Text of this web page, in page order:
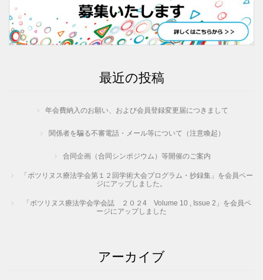
最近の投稿
年会費納入のお願い、および会員登録変更届につきまして
関係者を騙る不審電話・メール等について（注意喚起）
合同企画（合同シンポジウム）等開催のご案内
「ボツリヌス療法学会第１２回学術大会プログラム・抄録集」を会員ペー
ジにアップしました。
「ボツリヌス療法学会学会誌 ２０２4 Volume 10 , Issue 2」を会員ペ
ージにアップしました
アーカイブ